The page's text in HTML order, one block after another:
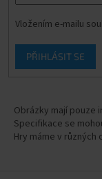
Vložením e-mailu
PŘIHLÁSIT SE
Obrázky mají pouze
Specifikace se
Hry máme v různých